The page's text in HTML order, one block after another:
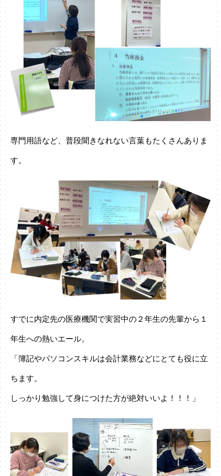
専門用語など、普段聞きなれない言葉もたくさんありま
す。
すでに内定先の医療機関で実習中の２年生の先輩から１
年生への熱いエール。
「簿記やパソコンスキルは会計業務などにとても役に立
ちます。
しっかり勉強して身につけた方が絶対いいよ！！！」